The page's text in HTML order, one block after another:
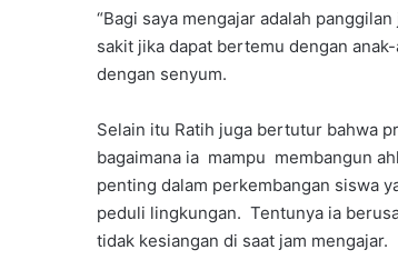
“Bagi saya mengajar adalah
sakit jika dapat bertemu dengan
dengan senyum.
Selain itu Ratih juga bertutur bahwa
bagaimana ia mampu membangun
penting dalam perkembangan siswa
peduli lingkungan. Tentunya ia
tidak kesiangan di saat jam mengajar.